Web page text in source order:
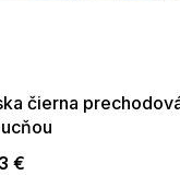
čierna
€